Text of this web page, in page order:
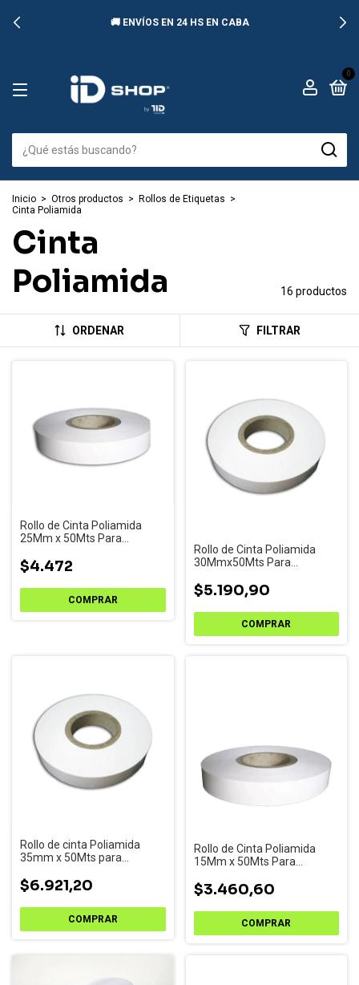
🚚 ENVÍOS EN 24 HS EN CABA
0
Inicio > Otros productos > Rollos de Etiquetas >
Cinta Poliamida
Cinta
Poliamida
16 productos
ORDENAR FILTRAR
Rollo de Cinta Poliamida
25Mm x 50Mts Para
$4.472
Rollo de Cinta Poliamida
30Mmx50Mts Para
$5.190,90
Rollo de cinta Poliamida
35mm x 50Mts para
$6.921,20
Rollo de Cinta Poliamida
15Mm x 50Mts Para
$3.460,60